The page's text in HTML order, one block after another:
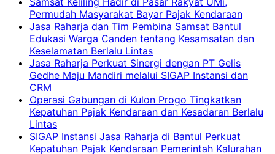
Permudah Masyarakat Bayar Pajak Kendaraan
Jasa Raharja dan Tim Pembina Samsat Bantul
Edukasi Warga Canden tentang Kesamsatan dan
Keselamatan Berlalu Lintas
Jasa Raharja Perkuat Sinergi dengan PT Gelis
Gedhe Maju Mandiri melalui SIGAP Instansi dan
CRM
Operasi Gabungan di Kulon Progo Tingkatkan
Kepatuhan Pajak Kendaraan dan Kesadaran Berlalu
Lintas
SIGAP Instansi Jasa Raharja di Bantul Perkuat
Kepatuhan Pajak Kendaraan Pemerintah Kalurahan